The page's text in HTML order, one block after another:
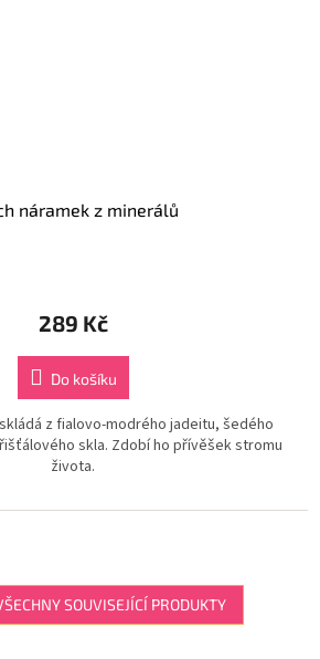
náramek z minerálů
289 Kč
Do košíku
z fialovo-modrého jadeitu, šedého
skla. Zdobí ho přívěšek stromu
života.
SOUVISEJÍCÍ PRODUKTY